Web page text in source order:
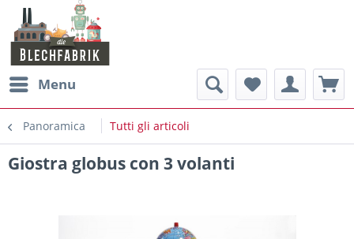
Menu
Panoramica Tutti gli articoli
Giostra globus con 3 volanti